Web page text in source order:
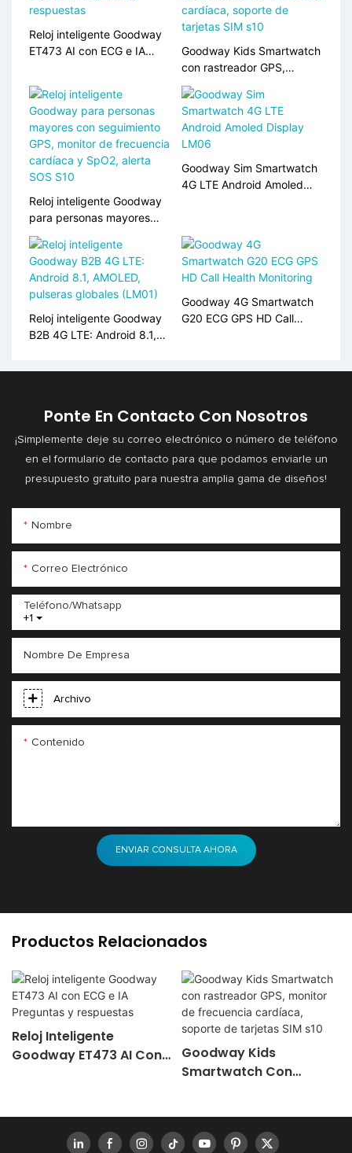
Reloj inteligente Goodway
ET473 AI con ECG e IA
Goodway Kids Smartwatch
con rastreador GPS,
monitor de frecuencia
cardíaca, soporte de
tarjetas SIM s10
Reloj inteligente Goodway
para personas mayores
con seguimiento GPS,
monitor de frecuencia
cardíaca y SpO2, alerta
SOS S10
Goodway Sim Smartwatch
4G LTE Android Amoled
Reloj inteligente Goodway
B2B 4G LTE: Android 8.1,
Goodway 4G Smartwatch
G20 ECG GPS HD Call
Ponte En Contacto Con Nosotros
¡Simplemente deje su correo electrónico o número de teléfono
en el formulario de contacto para que podamos enviarle un
presupuesto gratuito para nuestra amplia gama de diseños!
Nombre
Correo Electrónico
+1
Teléfono/whatsapp
Nombre De Empresa
Archivo
Contenido
ENVIAR CONSULTA AHORA
Productos Relacionados
Reloj Inteligente
Goodway ET473 AI Con
Goodway Kids
Smartwatch Con
Cardíaca, Soporte De
Tarjetas SIM S10